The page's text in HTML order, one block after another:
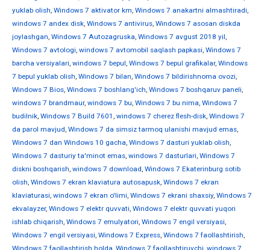
yuklab olish, Windows 7 aktivator km, Windows 7 anakartni almashtiradi,
windows 7 andex disk, Windows 7 antivirus, Windows 7 asosan diskda
joylashgan, Windows 7 Autozagruska, Windows 7 avgust 2018 yil,
Windows 7 avtologi, windows 7 avtomobil saqlash papkasi, Windows 7
barcha versiyalari, windows 7 bepul, Windows 7 bepul grafikalar, Windows
7 bepul yuklab olish, Windows 7 bilan, Windows 7 bildirishnoma ovozi,
Windows 7 Bios, Windows 7 boshlang'ich, Windows 7 boshqaruv paneli,
windows 7 brandmaur, windows 7 bu, Windows 7 bu nima, Windows 7
budilnik, Windows 7 Build 7601 , windows 7 cherez flesh-disk, Windows 7
da parol mavjud, Windows 7 da simsiz tarmoq ulanishi mavjud emas,
Windows 7 dan Windows 10 gacha, Windows 7 dasturi yuklab olish,
Windows 7 dasturiy ta'minot emas, windows 7 dasturlari, Windows 7
diskni boshqarish, windows 7 download, Windows 7 Ekaterinburg sotib
olish, Windows 7 ekran klaviatura autosapusk, Windows 7 ekran
klaviaturasi, windows 7 ekran o'limi, Windows 7 ekrani shaxsiy, Windows 7
ekvalayzer, Windows 7 elektr quvvati, Windows 7 elektr quvvati yuqori
ishlab chiqarish, Windows 7 emulyatori, Windows 7 engil versiyasi,
Windows 7 engil versiyasi, Windows 7 Express, Windows 7 faollashtirish,